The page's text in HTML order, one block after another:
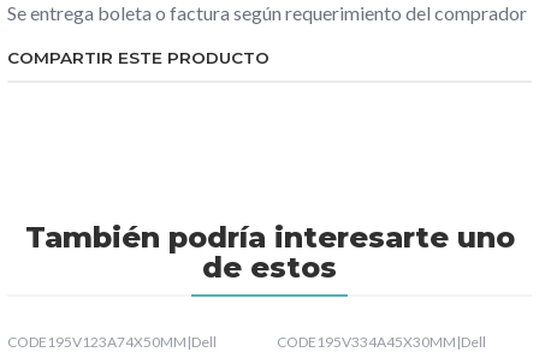
Se entrega boleta o factura según requerimiento del comprador
COMPARTIR ESTE PRODUCTO
También podría interesarte uno
de estos
CODE195V123A74X50MM |Dell CODE195V334A45X30MM |Dell